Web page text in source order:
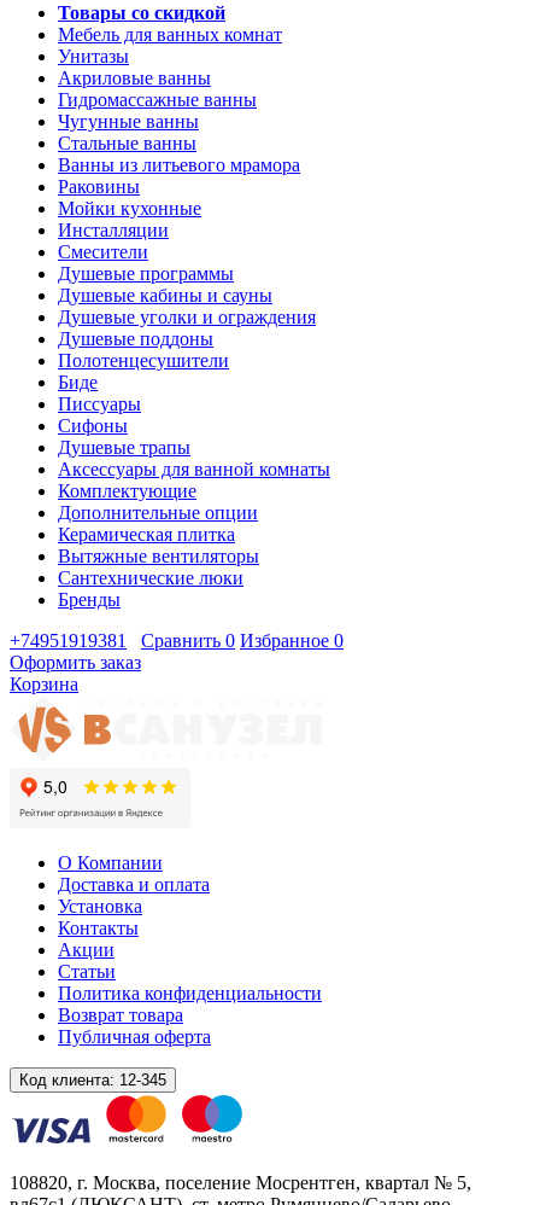
Товары со скидкой
Мебель для ванных комнат
Унитазы
Акриловые ванны
Гидромассажные ванны
Чугунные ванны
Стальные ванны
Ванны из литьевого мрамора
Раковины
Мойки кухонные
Инсталляции
Смесители
Душевые программы
Душевые кабины и сауны
Душевые уголки и ограждения
Душевые поддоны
Полотенцесушители
Биде
Писсуары
Сифоны
Душевые трапы
Аксессуары для ванной комнаты
Комплектующие
Дополнительные опции
Керамическая плитка
Вытяжные вентиляторы
Сантехнические люки
Бренды
+74951919381
Сравнить 0 Избранное 0
Оформить заказ
Корзина
О Компании
Доставка и оплата
Установка
Контакты
Акции
Статьи
Политика конфиденциальности
Возврат товара
Публичная оферта
Код клиента: 12-345
108820, г. Москва, поселение Мосрентген, квартал № 5,